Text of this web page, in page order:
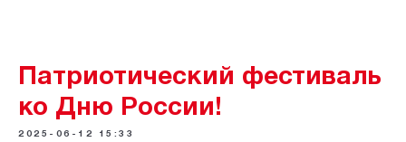
Патриотический фестиваль
ко Дню России!
2025-06-12 15:33